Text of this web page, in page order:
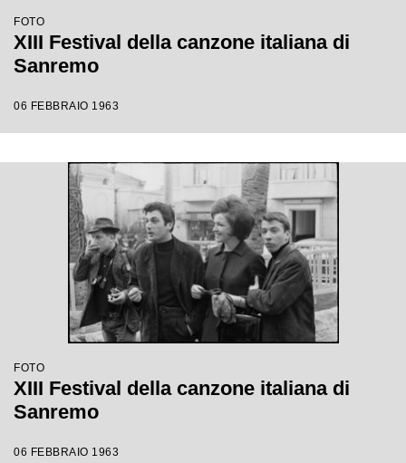
FOTO
XIII Festival della canzone italiana di
Sanremo
06 FEBBRAIO 1963
FOTO
XIII Festival della canzone italiana di
Sanremo
06 FEBBRAIO 1963